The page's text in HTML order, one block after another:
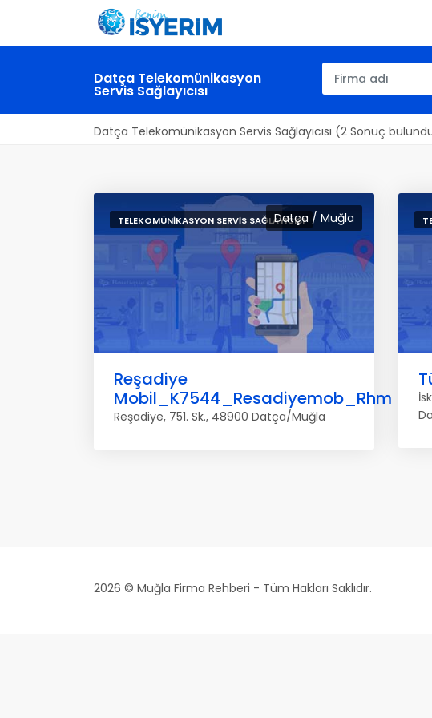
Datça Telekomünikasyon
Servis Sağlayıcısı
Datça Telekomünikasyon Servis Sağlayıcısı (2 Sonuç
Datça / Muğla
TELEKOMÜNIKASYON SERVIS SAĞLAYICISI
Reşadiye
Mobil_K7544_Resadiyemob_Rhm
Reşadiye, 751. Sk., 48900 Datça/Muğla
2026 © Muğla Firma Rehberi - Tüm Hakları Saklıdır.